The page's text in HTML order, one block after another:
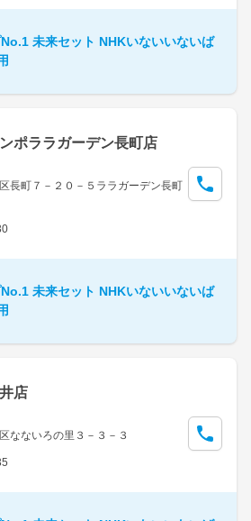
未来セット NHKいないいないば
ポララガーデン長町店
長町７－２０－５ララガーデン長町
未来セット NHKいないいないば
店
なないろの里３－３－３